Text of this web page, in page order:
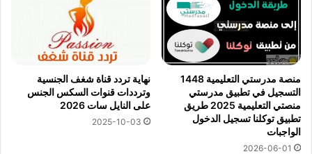
منصة مدرستي التعليمية 1448
التسجيل في تطبيق مدرستي
منصتي التعليمية 2025 طريق
تطبيق توكلنا تسجيل الدخول
الواجبات
2026-06-01
نهاية تردد قناة شغف الجنسية
وترددات قنوات السكس الجنس
على النايل سات 2026
2025-10-03